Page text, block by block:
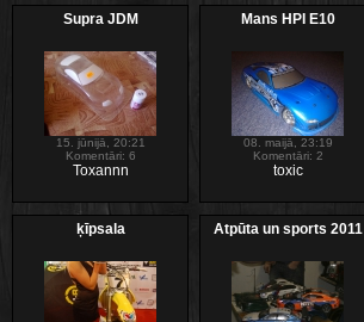
Supra JDM
15. jūnijā, 20:21
Komentāri: 6
Toxannn
Mans HPI E10
08. maijā, 23:19
Komentāri: 2
toxic
ķīpsala Atpūta un sports 2011